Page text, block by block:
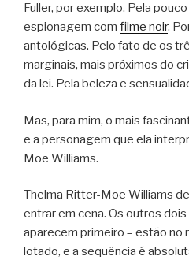
Fuller, por exemplo. Pela
espionagem com filme noir.
antológicas. Pelo fato de os
marginais, mais próximos do
da lei. Pela beleza e
Mas, para mim, o mais
e a personagem que ela
Moe Williams.
Thelma Ritter-Moe Williams
entrar em cena. Os outros
aparecem primeiro – estão no
lotado, e a sequência é